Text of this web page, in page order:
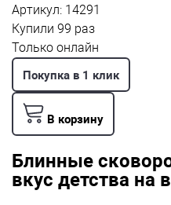
Артикул: 14291
Купили 99 раз
Только онлайн
Покупка в 1 клик
В корзину
Блинные
вкус детства на